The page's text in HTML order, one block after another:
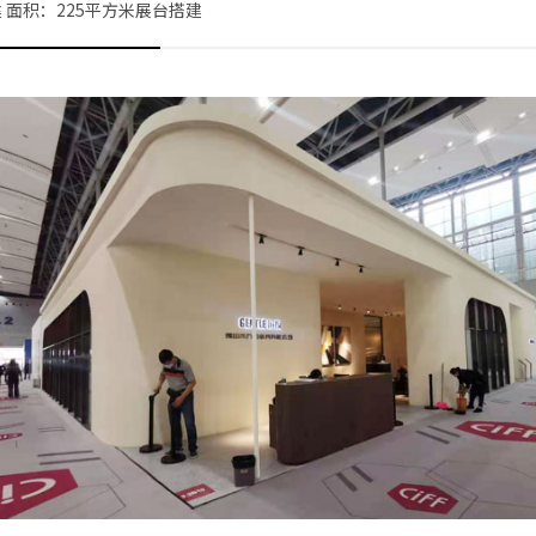
面积：225平方米展台搭建